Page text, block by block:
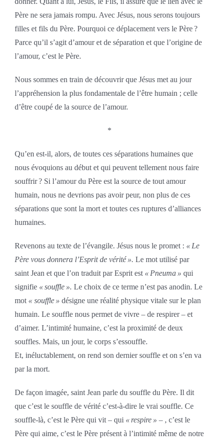
Père ne sera jamais rompu. Avec Jésus, nous serons toujours
filles et fils du Père. Pourquoi ce déplacement vers le Père ?
Parce qu’il s’agit d’amour et de séparation et que l’origine de
l’amour, c’est le Père.
Nous sommes en train de découvrir que Jésus met au jour
l’appréhension la plus fondamentale de l’être humain ; celle
d’être coupé de la source de l’amour.
*
Qu’en est-il, alors, de toutes ces séparations humaines que
nous évoquions au début et qui peuvent tellement nous faire
souffrir ? Si l’amour du Père est la source de tout amour
humain, nous ne devrions pas avoir peur, non plus de ces
séparations que sont la mort et toutes ces ruptures d’alliances
humaines.
Revenons au texte de l’évangile. Jésus nous le promet : « Le
Père vous donnera l’Esprit de vérité ». Le mot utilisé par
saint Jean et que l’on traduit par Esprit est « Pneuma » qui
signifie « souffle ». Le choix de ce terme n’est pas anodin. Le
mot « souffle » désigne une réalité physique vitale sur le plan
humain. Le souffle nous permet de vivre – de respirer – et
d’aimer. L’intimité humaine, c’est la proximité de deux
souffles. Mais, un jour, le corps s’essouffle.
Et, inéluctablement, on rend son dernier souffle et on s’en va
par la mort.
De façon imagée, saint Jean parle du souffle du Père. Il dit
que c’est le souffle de vérité c’est-à-dire le vrai souffle. Ce
souffle-là, c’est le Père qui vit – qui « respire » – , c’est le
Père qui aime, c’est le Père présent à l’intimité même de notre